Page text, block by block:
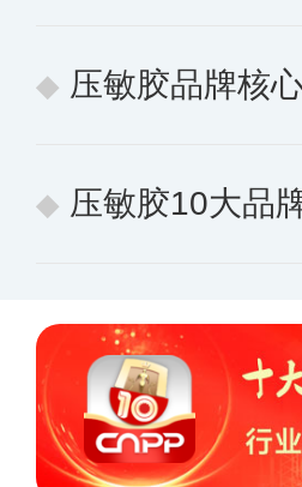
压敏胶品牌核心
压敏胶10大品